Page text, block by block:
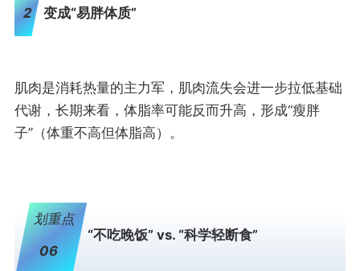
2 变成“易胖体质”
肌肉是消耗热量的主力军，肌肉流失会进一步拉低基础
代谢，长期来看，体脂率可能反而升高，形成“瘦胖
子”（体重不高但体脂高）。
划重点
06
“不吃晚饭” vs. “科学轻断食”